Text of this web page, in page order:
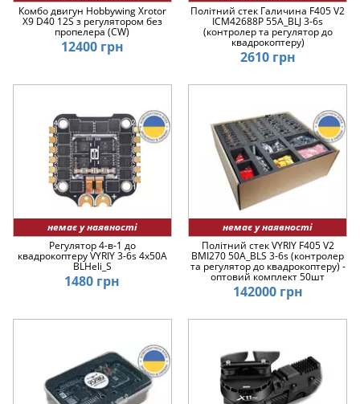
Комбо двигун Hobbywing Xrotor
X9 D40 12S з регулятором без
пропелера (CW)
12400 грн
Політний стек Галичина F405 V2
ICM42688P 55A_BLJ 3-6s
(контролер та регулятор до
квадрокоптеру)
2610 грн
немає у наявності
Регулятор 4-в-1 до
квадрокоптеру VYRIY 3-6s 4x50A
BLHeli_S
1480 грн
немає у наявності
Політний стек VYRIY F405 V2
BMI270 50A_BLS 3-6s (контролер
та регулятор до квадрокоптеру) -
оптовий комплект 50шт
142000 грн